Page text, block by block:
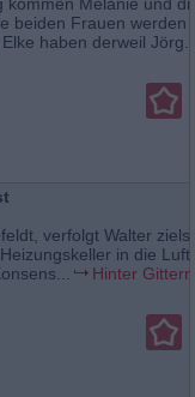
beiden Frauen werden
haben derweil
verfolgt Walter
in die
Hinter